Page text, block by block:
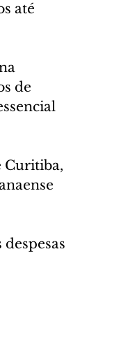
até
de
Curitiba,